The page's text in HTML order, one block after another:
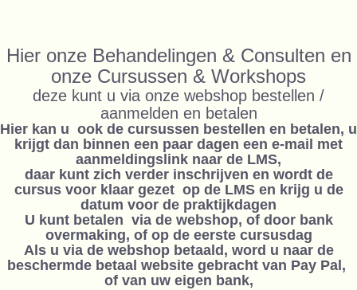
Hier onze Behandelingen & Consulten en
onze Cursussen & Workshops
deze kunt u via onze webshop bestellen /
aanmelden en betalen
Hier kan u ook de cursussen bestellen en betalen, u
krijgt dan binnen een paar dagen een e-mail met
aanmeldingslink naar de LMS,
daar kunt zich verder inschrijven en wordt de
cursus voor klaar gezet op de LMS en krijg u de
datum voor de praktijkdagen
U kunt betalen via de webshop, of door bank
overmaking, of op de eerste cursusdag
Als u via de webshop betaald, word u naar de
beschermde betaal website gebracht van Pay Pal,
of van uw eigen bank,